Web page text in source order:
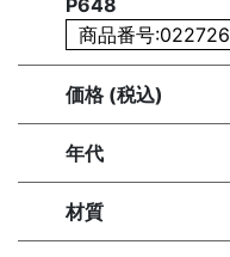
P648
商品番号:022726
価格 (税込)
年代
材質